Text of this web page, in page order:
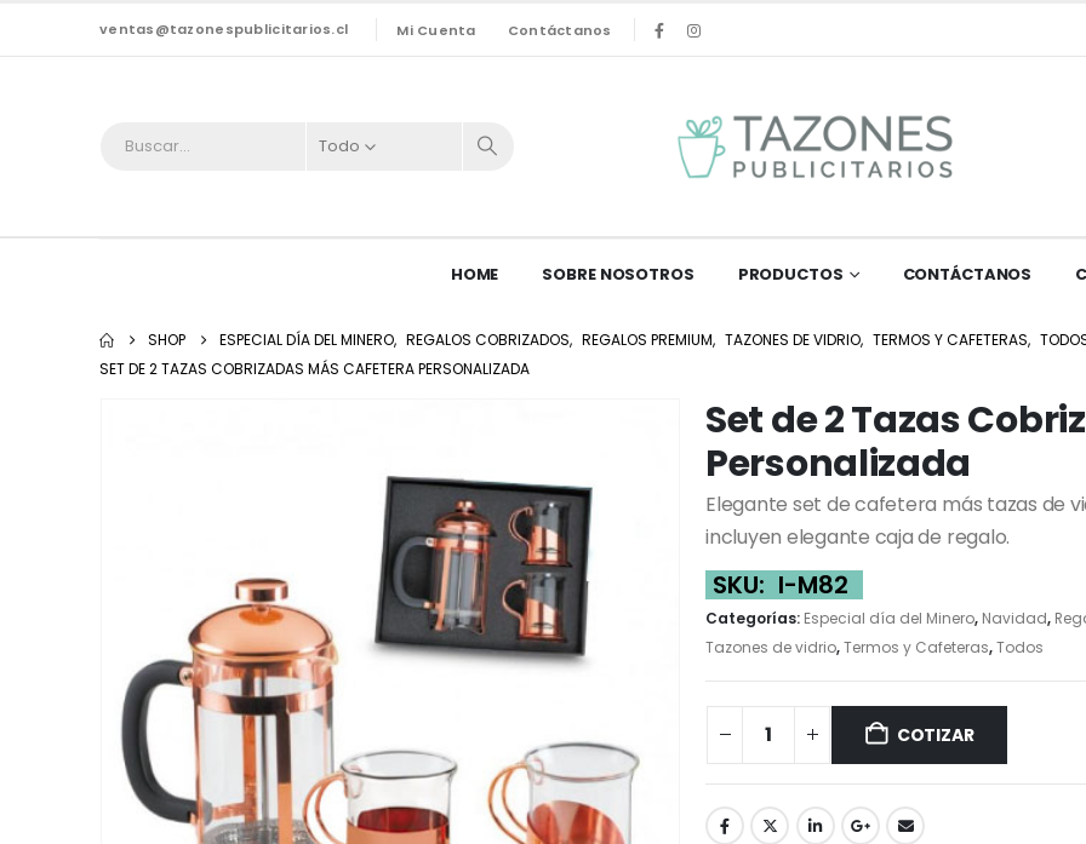
ventas@tazonespublicitarios.cl Mi Cuenta Contáctanos
Todo
HOME SOBRE NOSOTROS PRODUCTOS CONTÁCTANOS
SHOP ESPECIAL DÍA DEL MINERO, REGALOS COBRIZADOS, REGALOS PREMIUM, TAZONES DE VIDRIO, TERMOS Y CAFETERAS,
SET DE 2 TAZAS COBRIZADAS MÁS CAFETERA PERSONALIZADA
Set de 2 Tazas
Personalizada
Elegante set de cafetera más tazas de
incluyen elegante caja de regalo.
SKU: I-M82
Categorías: Especial día del Minero, Navidad,
Tazones de vidrio,Termos y Cafeteras,Todos
COTIZAR